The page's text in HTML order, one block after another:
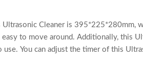
Cleaner is 395*225*280mm,
to move around. Additionally, this
use. You can adjust the timer of this